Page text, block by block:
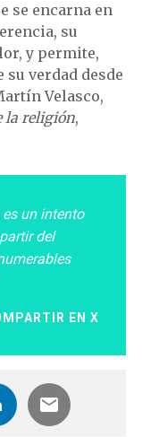
se encarna en
su
y permite,
verdad desde
Velasco,
la religión,
un intento
del
EN X